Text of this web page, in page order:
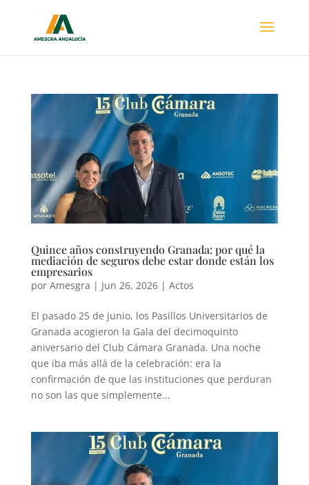
Quince años construyendo Granada: por qué la
mediación de seguros debe estar donde están los
empresarios
por Amesgra | Jun 26, 2026| Actos
El pasado 25 de junio, los Pasillos Universitarios de
Granada acogieron la Gala del decimoquinto
aniversario del Club Cámara Granada. Una noche
que iba más allá de la celebración: era la
confirmación de que las instituciones que perduran
no son las que simplemente...